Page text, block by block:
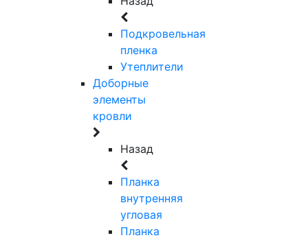
Подкровельная
пленка
Утеплители
Доборные
элементы
кровли
Назад
Планка
внутренняя
угловая
Планка